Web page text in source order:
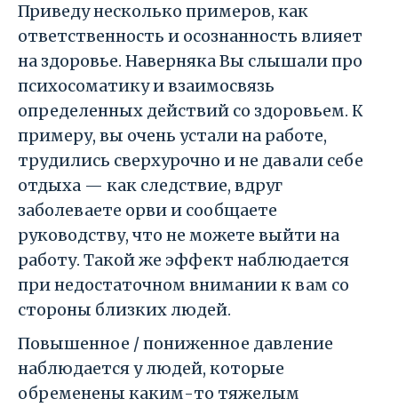
Приведу несколько примеров, как
ответственность и осознанность влияет
на здоровье. Наверняка Вы слышали про
психосоматику и взаимосвязь
определенных действий со здоровьем. К
примеру, вы очень устали на работе,
трудились сверхурочно и не давали себе
отдыха — как следствие, вдруг
заболеваете орви и сообщаете
руководству, что не можете выйти на
работу. Такой же эффект наблюдается
при недостаточном внимании к вам со
стороны близких людей.
Повышенное / пониженное давление
наблюдается у людей, которые
обременены каким-то тяжелым